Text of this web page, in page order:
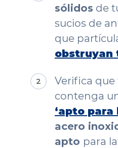
sólidos de
sucios de
que
obstruyan
Verifica
contenga
‘apto para
acero
apto para